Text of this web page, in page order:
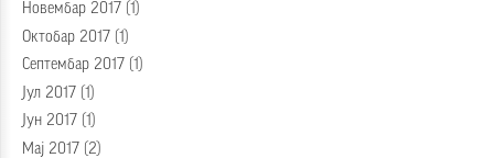
Новембар 2017 (1)
Октобар 2017 (1)
Септембар 2017 (1)
Јул 2017 (1)
Јун 2017 (1)
Мај 2017 (2)